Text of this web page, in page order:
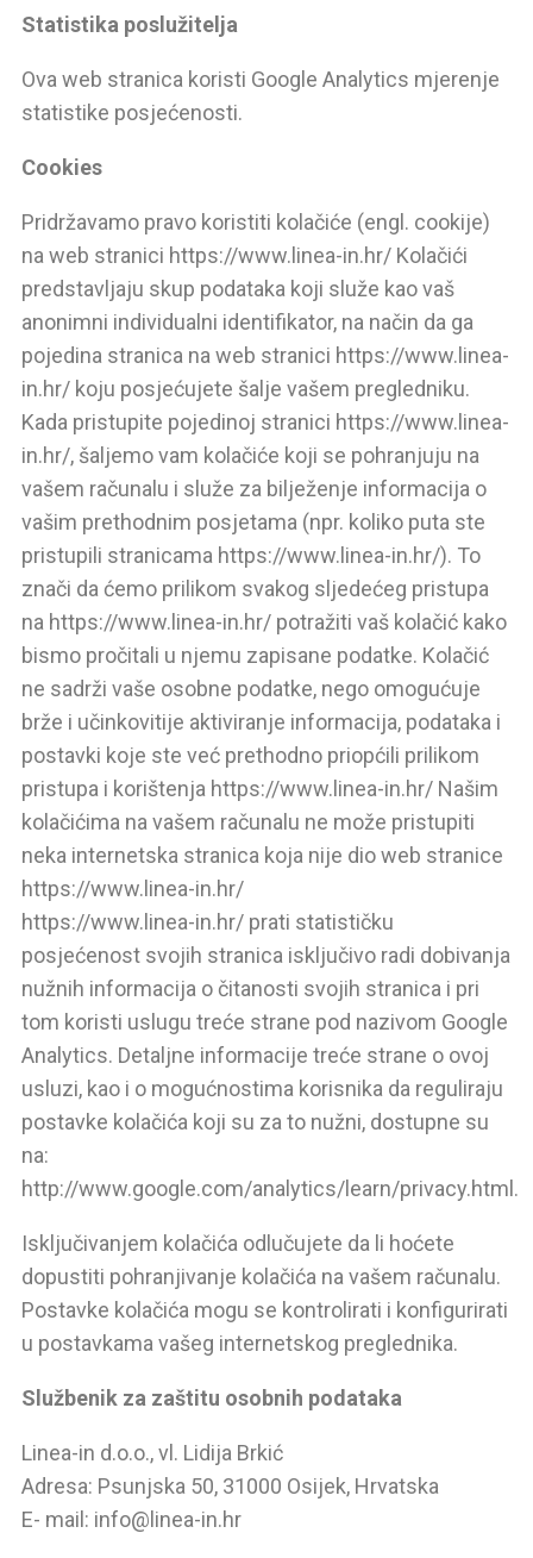
Statistika poslužitelja
Ova web stranica koristi Google Analytics mjerenje
statistike posjećenosti.
Cookies
Pridržavamo pravo koristiti kolačiće (engl. cookije)
na web stranici https://www.linea-in.hr/ Kolačići
predstavljaju skup podataka koji služe kao vaš
anonimni individualni identifikator, na način da ga
pojedina stranica na web stranici https://www.linea-
in.hr/ koju posjećujete šalje vašem pregledniku.
Kada pristupite pojedinoj stranici https://www.linea-
in.hr/, šaljemo vam kolačiće koji se pohranjuju na
vašem računalu i služe za bilježenje informacija o
vašim prethodnim posjetama (npr. koliko puta ste
pristupili stranicama https://www.linea-in.hr/). To
znači da ćemo prilikom svakog sljedećeg pristupa
na https://www.linea-in.hr/ potražiti vaš kolačić kako
bismo pročitali u njemu zapisane podatke. Kolačić
ne sadrži vaše osobne podatke, nego omogućuje
brže i učinkovitije aktiviranje informacija, podataka i
postavki koje ste već prethodno priopćili prilikom
pristupa i korištenja https://www.linea-in.hr/ Našim
kolačićima na vašem računalu ne može pristupiti
neka internetska stranica koja nije dio web stranice
https://www.linea-in.hr/
https://www.linea-in.hr/ prati statističku
posjećenost svojih stranica isključivo radi dobivanja
nužnih informacija o čitanosti svojih stranica i pri
tom koristi uslugu treće strane pod nazivom Google
Analytics. Detaljne informacije treće strane o ovoj
usluzi, kao i o mogućnostima korisnika da reguliraju
postavke kolačića koji su za to nužni, dostupne su
na:
http://www.google.com/analytics/learn/privacy.html.
Isključivanjem kolačića odlučujete da li hoćete
dopustiti pohranjivanje kolačića na vašem računalu.
Postavke kolačića mogu se kontrolirati i konfigurirati
u postavkama vašeg internetskog preglednika.
Službenik za zaštitu osobnih podataka
Linea-in d.o.o., vl. Lidija Brkić
Adresa: Psunjska 50, 31000 Osijek, Hrvatska
E- mail: info@linea-in.hr